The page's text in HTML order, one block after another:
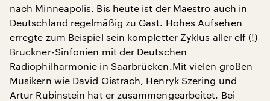
nach Minneapolis. Bis heute ist der Maestro auch in
Deutschland regelmäßig zu Gast. Hohes Aufsehen
erregte zum Beispiel sein kompletter Zyklus aller elf (!)
Bruckner-Sinfonien mit der Deutschen
Radiophilharmonie in Saarbrücken.Mit vielen großen
Musikern wie David Oistrach, Henryk Szering und
Artur Rubinstein hat er zusammengearbeitet. Bei